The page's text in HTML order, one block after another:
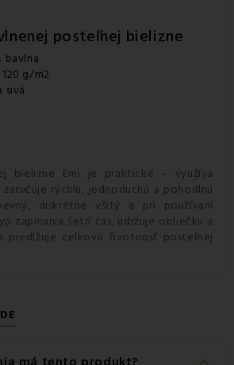
posteľnej bielizne
bavlna
g/m2
sivá
bielizne Emi je praktické – využíva
rýchlu, jednoduchú a pohodlnú
diskrétne všitý a pri používaní
zapínania šetrí čas, udržuje obliečku a
predlžuje celkovú životnosť posteľnej